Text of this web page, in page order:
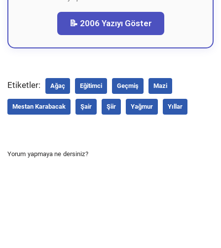
📝 2006 Yazıyı Göster
Etiketler: Ağaç Eğitimci Geçmiş Mazi
Mestan Karabacak Şair Şiir Yağmur Yıllar
Yorum yapmaya ne dersiniz?